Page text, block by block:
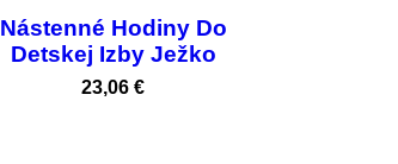
Nástenné Hodiny Do
Detskej Izby Ježko
Cena
23,06 €